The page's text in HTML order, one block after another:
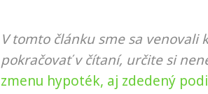
V tomto článku sme sa
pokračovať v čítaní, určite si
zmenu hypoték, aj zdedený